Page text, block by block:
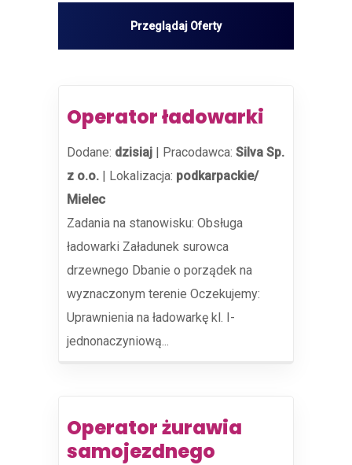
Operator ładowarki
Dodane: dzisiaj | Pracodawca: Silva Sp.
z o.o. | Lokalizacja: podkarpackie/
Mielec
Zadania na stanowisku: Obsługa
ładowarki Załadunek surowca
drzewnego Dbanie o porządek na
wyznaczonym terenie Oczekujemy:
Uprawnienia na ładowarkę kl. I-
jednonaczyniową...
Operator żurawia
samojezdnego